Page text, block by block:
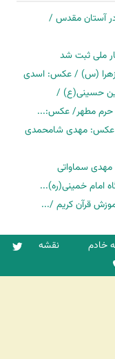
در آستان مقدس /
ملی ثبت شد
زهرا (س) / عکس: اسدی
حسینی(ع) /
حرم مطهر/ عکس:...
عکس: مهدی شامحمدی
مهدی سماواتی
امام خمینی(ره)...
قرآن کریم /...
خادم نقشه